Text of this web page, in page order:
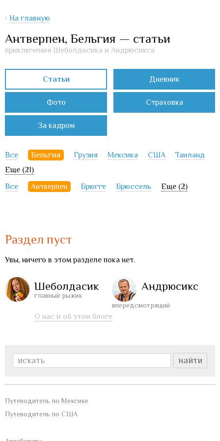
‹ На главную
Антверпен, Бельгия — статьи
приключения Шеболдасика и Андрюсикса
Статьи Дневник
Фото Страховка
За кадром
Все Бельгия Грузия Мексика США
Таиланд
Еще (21)
Все
Антверпен Брюгге Брюссель Еще (2)
Раздел пуст
Увы, ничего в этом разделе пока нет.
Шеболдасик
главный рыжик
Андрюсикс
впередсмотрящий
О нас и об этом блоге
Путеводитель по Мексике
Путеводитель по США